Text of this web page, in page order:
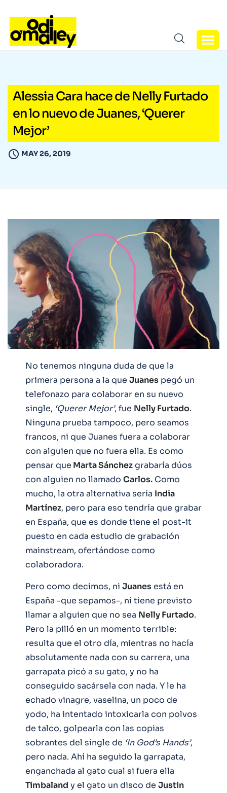
Alessia Cara hace de Nelly Furtado
en lo nuevo de Juanes, ‘Querer
Mejor’
MAY 26, 2019
No tenemos ninguna duda de que la
primera persona a la que Juanes pegó un
telefonazo para colaborar en su nuevo
single, ‘Querer Mejor’, fue Nelly Furtado.
Ninguna prueba tampoco, pero seamos
francos, ni que Juanes fuera a colaborar
con alguien que no fuera ella. Es como
pensar que Marta Sánchezgrabaría dúos
con alguien no llamado Carlos. Como
mucho, la otra alternativa sería India
Martínez, pero para eso tendría que grabar
en España, que es donde tiene el post-it
puesto en cada estudio de grabación
mainstream, ofertándose como
colaboradora.
Pero como decimos, ni Juanesestá en
España -que sepamos-, ni tiene previsto
llamar a alguien que no sea Nelly Furtado.
Pero la pilló en un momento terrible:
resulta que el otro día, mientras no hacía
absolutamente nada con su carrera, una
garrapata picó a su gato, y no ha
conseguido sacársela con nada. Y le ha
echado vinagre, vaselina, un poco de
yodo, ha intentado intoxicarla con polvos
de talco, golpearla con las copias
sobrantes del single de ‘In God’s Hands’,
pero nada. Ahí ha seguido la garrapata,
enganchada al gato cual si fuera ella
Timbaland y el gato un disco de Justin